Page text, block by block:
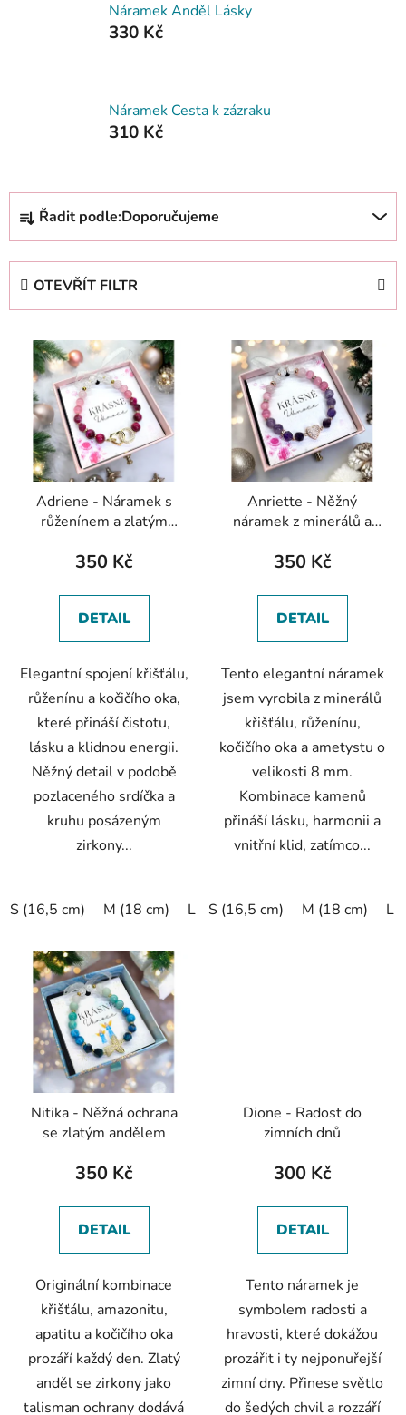
Náramek Anděl Lásky
330 Kč
Náramek Cesta k zázraku
310 Kč
z
Řadit podle:Doporučujeme
OTEVŘÍT FILTR
Adriene - Náramek s
růženínem a zlatým
350 Kč
DETAIL
Elegantní spojení křišťálu,
růženínu a kočičího oka,
které přináší čistotu,
lásku a klidnou energii.
Něžný detail v podobě
pozlaceného srdíčka a
kruhu posázeným
zirkony...
S (16,5 cm) M (18 cm) L (19,5 cm) XL (20,5 cm)
Anriette - Něžný
náramek z minerálů a
350 Kč
DETAIL
Tento elegantní náramek
jsem vyrobila z minerálů
křišťálu, růženínu,
kočičího oka a ametystu o
velikosti 8 mm.
Kombinace kamenů
přináší lásku, harmonii a
vnitřní klid, zatímco...
S (16,5 cm) M (18 cm) L
Nitika - Něžná ochrana
se zlatým andělem
350 Kč
DETAIL
Originální kombinace
křišťálu, amazonitu,
apatitu a kočičího oka
prozáří každý den. Zlatý
anděl se zirkony jako
talisman ochrany dodává
Dione - Radost do
zimních dnů
300 Kč
DETAIL
Tento náramek je
symbolem radosti a
hravosti, které dokážou
prozářit i ty nejponuřejší
zimní dny. Přinese světlo
do šedých chvil a rozzáří